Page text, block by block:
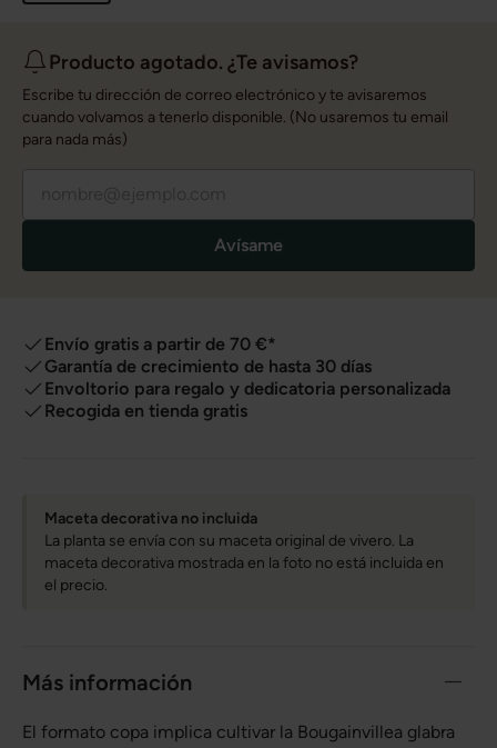
Producto agotado. ¿Te avisamos?
Escribe tu dirección de correo electrónico y te avisaremos
cuando volvamos a tenerlo disponible. (No usaremos tu email
para nada más)
Avísame
Envío gratis a partir de 70 €*
Garantía de crecimiento de hasta 30 días
Envoltorio para regalo y dedicatoria personalizada
Recogida en tienda gratis
Maceta decorativa no incluida
La planta se envía con su maceta original de vivero. La
maceta decorativa mostrada en la foto no está incluida en
el precio.
Más información
El formato copa implica cultivar la Bougainvillea glabra